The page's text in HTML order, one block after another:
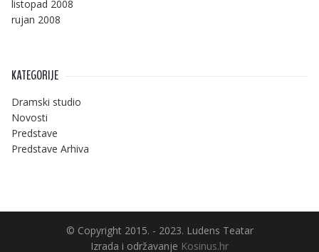
listopad 2008
rujan 2008
KATEGORIJE
Dramski studio
Novosti
Predstave
Predstave Arhiva
© Copyright 2015. - 2023. Ludens Teatar
Izrada i održavanje Kosinus.hr